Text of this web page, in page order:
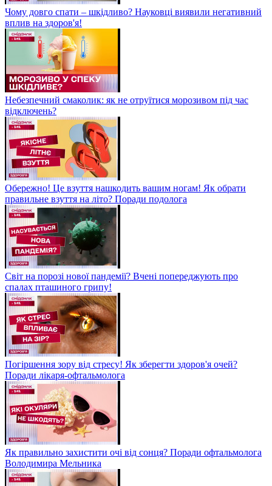
Чому довго спати – шкідливо? Науковці виявили негативний
вплив на здоров'я!
Небезпечний смаколик: як не отруїтися морозивом під час
відключень?
Обережно! Це взуття нашкодить вашим ногам! Як обрати
правильне взуття на літо? Поради подолога
Світ на порозі нової пандемії? Вчені попереджують про
спалах пташиного грипу!
Погіршення зору від стресу! Як зберегти здоров'я очей?
Поради лікаря-офтальмолога
Як правильно захистити очі від сонця? Поради офтальмолога
Володимира Мельника